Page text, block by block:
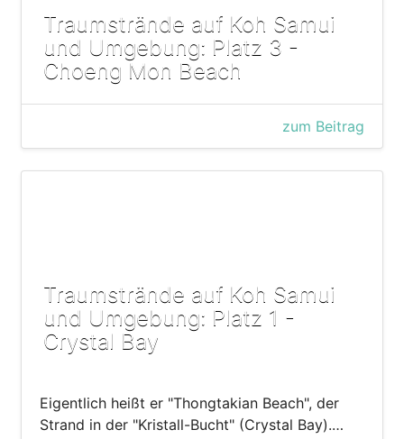
Traumstrände auf Koh Samui
und Umgebung: Platz 3 -
Choeng Mon Beach
zum Beitrag
Traumstrände auf Koh Samui
und Umgebung: Platz 1 -
Crystal Bay
Eigentlich heißt er "Thongtakian Beach", der
Strand in der "Kristall-Bucht" (Crystal Bay).…